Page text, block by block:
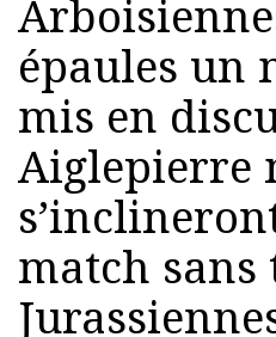
épaules un
mis en
Aiglepierre
match sans